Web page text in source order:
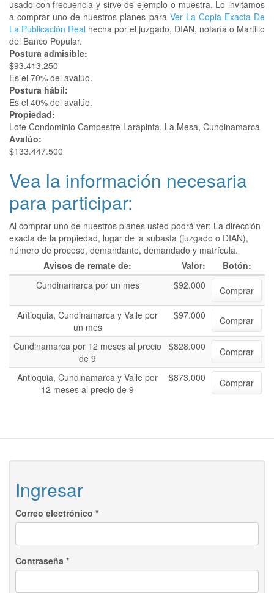
usado con frecuencia y sirve de ejemplo o muestra. Lo invitamos
a comprar uno de nuestros planes para Ver La Copia Exacta De
La Publicación Real hecha por el juzgado, DIAN, notaría o Martillo
del Banco Popular.
Postura admisible:
$93.413.250
Es el 70% del avalúo.
Postura hábil:
Es el 40% del avalúo.
Propiedad:
Lote Condominio Campestre Larapinta, La Mesa, Cundinamarca
Avalúo:
$133.447.500
Vea la información necesaria
para participar:
Al comprar uno de nuestros planes usted podrá ver: La dirección
exacta de la propiedad, lugar de la subasta (juzgado o DIAN),
número de proceso, demandante, demandado y matrícula.
Avisos de remate de:
Valor:
Botón:
Cundinamarca por un mes
$92.000
Comprar
Antioquia, Cundinamarca y Valle por
un mes
$97.000 Comprar
Cundinamarca por 12 meses al precio
de 9
$828.000 Comprar
Antioquia, Cundinamarca y Valle por
12 meses al precio de 9
$873.000 Comprar
Ingresar
Correo electrónico *
Contraseña *